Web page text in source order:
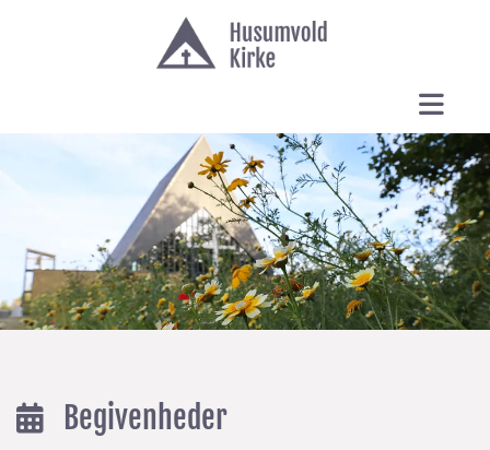
 Begivenheder